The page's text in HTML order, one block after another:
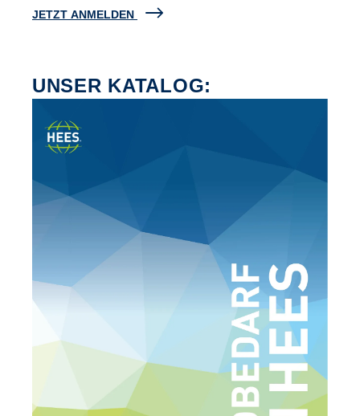
JETZT ANMELDEN
UNSER KATALOG: